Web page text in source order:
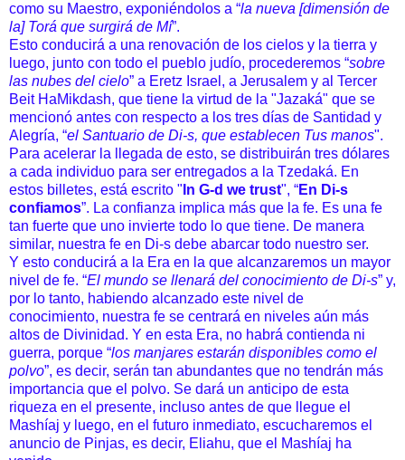
como su Maestro, exponiéndolos a “la nueva [dimensión de
la] Torá que surgirá de Mí”.
Esto conducirá a una renovación de los cielos y la tierra y
luego, junto con todo el pueblo judío, procederemos “sobre
las nubes del cielo” a Eretz Israel, a Jerusalem y al Tercer
Beit HaMikdash, que tiene la virtud de la "Jazaká" que se
mencionó antes con respecto a los tres días de Santidad y
Alegría, “el Santuario de Di-s, que establecen Tus manos".
Para acelerar la llegada de esto, se distribuirán tres dólares
a cada individuo para ser entregados a la Tzedaká. En
estos billetes, está escrito " In G-d we trust", “En Di-s
confiamos”. La confianza implica más que la fe. Es una fe
tan fuerte que uno invierte todo lo que tiene. De manera
similar, nuestra fe en Di-s debe abarcar todo nuestro ser.
Y esto conducirá a la Era en la que alcanzaremos un mayor
nivel de fe. “El mundo se llenará del conocimiento de Di-s” y,
por lo tanto, habiendo alcanzado este nivel de
conocimiento, nuestra fe se centrará en niveles aún más
altos de Divinidad. Y en esta Era, no habrá contienda ni
guerra, porque “los manjares estarán disponibles como el
polvo”, es decir, serán tan abundantes que no tendrán más
importancia que el polvo. Se dará un anticipo de esta
riqueza en el presente, incluso antes de que llegue el
Mashíaj y luego, en el futuro inmediato, escucharemos el
anuncio de Pinjas, es decir, Eliahu, que el Mashíaj ha